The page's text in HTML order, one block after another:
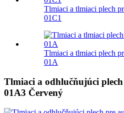
Tlmiaci a tlmiaci plech
01C1
Tlmiaci a tlmiaci plech
01A
Tlmiaci a odhlučňujúci
01A3 Červený